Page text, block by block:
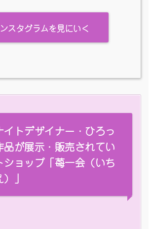
スタグラムを見にいく
イトデザイナー・ひろっ
が展示・販売されてい
ショップ「苺一会（いち
」